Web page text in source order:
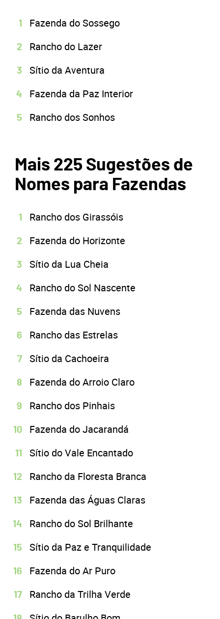
Fazenda do Sossego
Rancho do Lazer
Sítio da Aventura
Fazenda da Paz Interior
Rancho dos Sonhos
Mais 225 Sugestões de
Nomes para Fazendas
Rancho dos Girassóis
Fazenda do Horizonte
Sítio da Lua Cheia
Rancho do Sol Nascente
Fazenda das Nuvens
Rancho das Estrelas
Sítio da Cachoeira
Fazenda do Arroio Claro
Rancho dos Pinhais
Fazenda do Jacarandá
Sítio do Vale Encantado
Rancho da Floresta Branca
Fazenda das Águas Claras
Rancho do Sol Brilhante
Sítio da Paz e Tranquilidade
Fazenda do Ar Puro
Rancho da Trilha Verde